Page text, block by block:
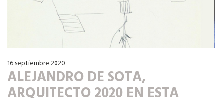
16 septiembre 2020
ALEJANDRO DE SOTA,
ARQUITECTO 2020 EN ESTA